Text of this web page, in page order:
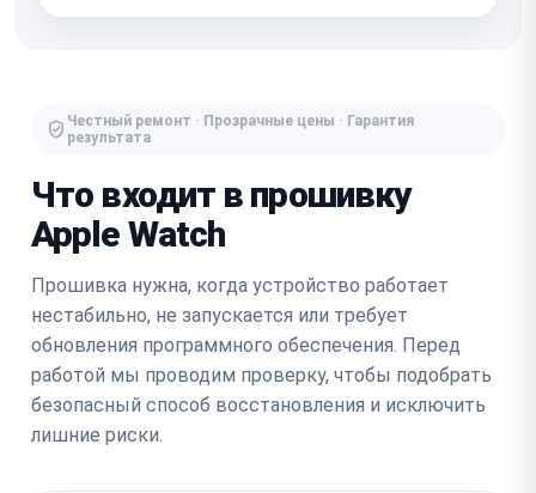
Честный ремонт · Прозрачные цены · Гарантия
результата
Что входит в прошивку
Apple Watch
Прошивка нужна, когда устройство работает
нестабильно, не запускается или требует
обновления программного обеспечения. Перед
работой мы проводим проверку, чтобы подобрать
безопасный способ восстановления и исключить
лишние риски.